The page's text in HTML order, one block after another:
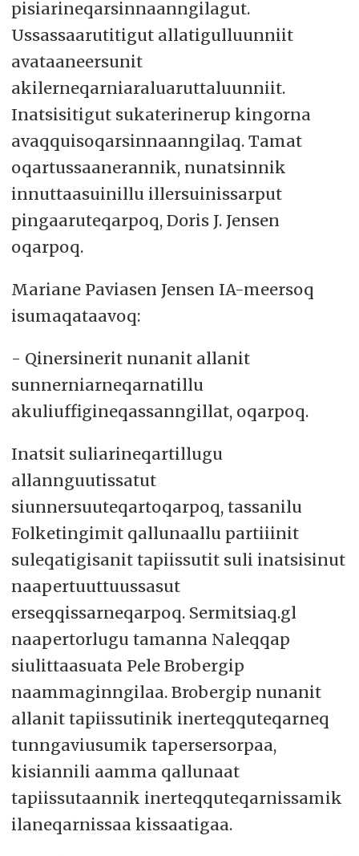
pisiarineqarsinnaanngilagut.
Ussassaarutitigut allatigulluunniit
avataaneersunit
akilerneqarniaraluaruttaluunniit.
Inatsisitigut sukaterinerup kingorna
avaqquisoqarsinnaanngilaq. Tamat
oqartussaanerannik, nunatsinnik
innuttaasuinillu illersuinissarput
pingaaruteqarpoq, Doris J. Jensen
oqarpoq.
Mariane Paviasen Jensen IA-meersoq
isumaqataavoq:
- Qinersinerit nunanit allanit
sunnerniarneqarnatillu
akuliuffigineqassanngillat, oqarpoq.
Inatsit suliarineqartillugu
allannguutissatut
siunnersuuteqartoqarpoq, tassanilu
Folketingimit qallunaallu partiiinit
suleqatigisanit tapiissutit suli inatsisinut
naapertuuttuussasut
erseqqissarneqarpoq. Sermitsiaq.gl
naapertorlugu tamanna Naleqqap
siulittaasuata Pele Brobergip
naammaginngilaa. Brobergip nunanit
allanit tapiissutinik inerteqquteqarneq
tunngaviusumik tapersersorpaa,
kisiannili aamma qallunaat
tapiissutaannik inerteqquteqarnissamik
ilaneqarnissaa kissaatigaa.